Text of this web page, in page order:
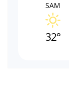
SAM
32°